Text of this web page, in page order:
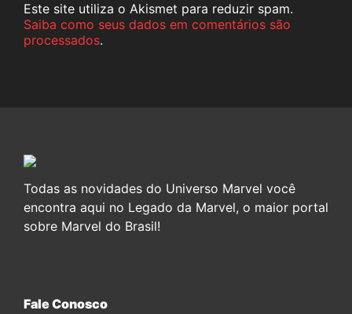
Este site utiliza o Akismet para reduzir spam.
Saiba como seus dados em comentários são
processados.
Todas as novidades do Universo Marvel você
encontra aqui no Legado da Marvel, o maior portal
sobre Marvel do Brasil!
Fale Conosco